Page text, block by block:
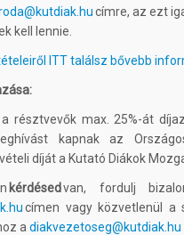
címre, az ezt
kell lennie.
ITT találsz bővebb
résztvevők max. 25%-át
kapnak az
díját a Kutató Diákok
kérdésedvan, fordulj
címen vagy közvetlenül a
a diakvezetoseg@kutdiak.hu